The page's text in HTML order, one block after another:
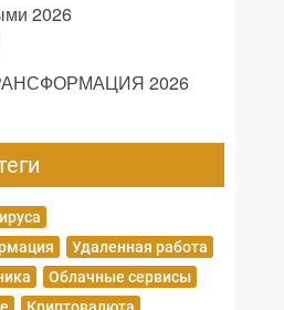
2026
2026
Удаленная работа
Облачные сервисы